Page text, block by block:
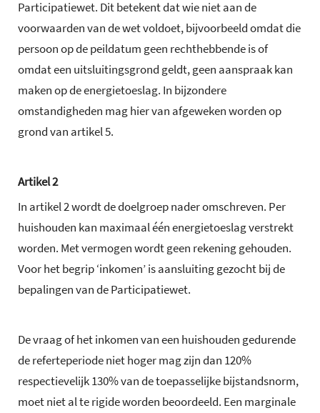
Participatiewet. Dit betekent dat wie niet aan de
voorwaarden van de wet voldoet, bijvoorbeeld omdat die
persoon op de peildatum geen rechthebbende is of
omdat een uitsluitingsgrond geldt, geen aanspraak kan
maken op de energietoeslag. In bijzondere
omstandigheden mag hier van afgeweken worden op
grond van artikel 5.
Artikel 2
In artikel 2 wordt de doelgroep nader omschreven. Per
huishouden kan maximaal één energietoeslag verstrekt
worden. Met vermogen wordt geen rekening gehouden.
Voor het begrip ‘inkomen’ is aansluiting gezocht bij de
bepalingen van de Participatiewet.
De vraag of het inkomen van een huishouden gedurende
de referteperiode niet hoger mag zijn dan 120%
respectievelijk 130% van de toepasselijke bijstandsnorm,
moet niet al te rigide worden beoordeeld. Een marginale